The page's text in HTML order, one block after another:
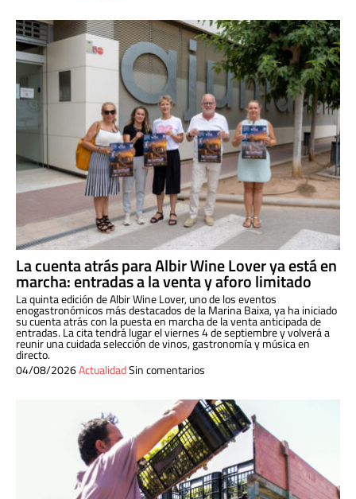
La cuenta atrás para Albir Wine Lover ya está en
marcha: entradas a la venta y aforo limitado
La quinta edición de Albir Wine Lover, uno de los eventos
enogastronómicos más destacados de la Marina Baixa, ya ha iniciado
su cuenta atrás con la puesta en marcha de la venta anticipada de
entradas. La cita tendrá lugar el viernes 4 de septiembre y volverá a
reunir una cuidada selección de vinos, gastronomía y música en
directo.
04/08/2026ActualidadSin comentarios